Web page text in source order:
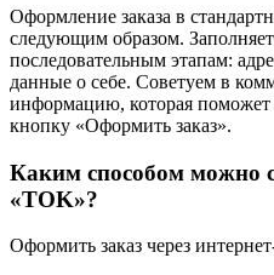
Оформление заказа в
следующим образом.
последовательным этапам:
данные о себе. Советуем в
информацию, которая
кнопку «Оформить заказ».
Каким способом можно
«TOK»?
Оформить заказ через